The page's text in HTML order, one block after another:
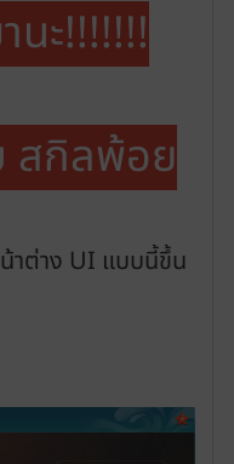
นะ!!!!!!!
สกิลพ้อย
าต่าง UI แบบนี้ขึ้น